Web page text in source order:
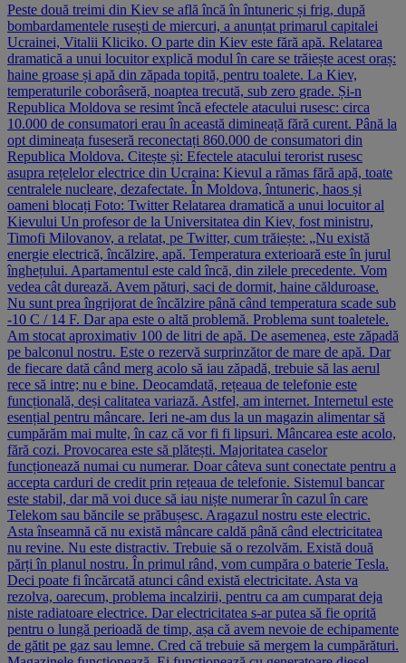
Peste două treimi din Kiev se află încă în întuneric și frig, după
bombardamentele rusești de miercuri, a anunțat primarul capitalei
Ucrainei, Vitalii Kliciko. O parte din Kiev este fără apă. Relatarea
dramatică a unui locuitor explică modul în care se trăiește acest oraș:
haine groase și apă din zăpada topită, pentru toalete. La Kiev,
temperaturile coborâseră, noaptea trecută, sub zero grade. Și-n
Republica Moldova se resimt încă efectele atacului rusesc: circa
10.000 de consumatori erau în această dimineață fără curent. Până la
opt dimineața fuseseră reconectați 860.000 de consumatori din
Republica Moldova. Citește și: Efectele atacului terorist rusesc
asupra rețelelor electrice din Ucraina: Kievul a rămas fără apă, toate
centralele nucleare, dezafectate. În Moldova, întuneric, haos și
oameni blocați Foto: Twitter Relatarea dramatică a unui locuitor al
Kievului Un profesor de la Universitatea din Kiev, fost ministru,
Timofi Milovanov, a relatat, pe Twitter, cum trăiește: „Nu există
energie electrică, încălzire, apă. Temperatura exterioară este în jurul
înghețului. Apartamentul este cald încă, din zilele precedente. Vom
vedea cât durează. Avem pături, saci de dormit, haine călduroase.
Nu sunt prea îngrijorat de încălzire până când temperatura scade sub
-10 C / 14 F. Dar apa este o altă problemă. Problema sunt toaletele.
Am stocat aproximativ 100 de litri de apă. De asemenea, este zăpadă
pe balconul nostru. Este o rezervă surprinzător de mare de apă. Dar
de fiecare dată când merg acolo să iau zăpadă, trebuie să las aerul
rece să intre; nu e bine. Deocamdată, rețeaua de telefonie este
funcțională, deși calitatea variază. Astfel, am internet. Internetul este
esențial pentru mâncare. Ieri ne-am dus la un magazin alimentar să
cumpărăm mai multe, în caz că vor fi fi lipsuri. Mâncarea este acolo,
fără cozi. Provocarea este să plătești. Majoritatea caselor
funcționează numai cu numerar. Doar câteva sunt conectate pentru a
accepta carduri de credit prin rețeaua de telefonie. Sistemul bancar
este stabil, dar mă voi duce să iau niște numerar în cazul în care
Telekom sau băncile se prăbușesc. Aragazul nostru este electric.
Asta înseamnă că nu există mâncare caldă până când electricitatea
nu revine. Nu este distractiv. Trebuie să o rezolvăm. Există două
părți în planul nostru. În primul rând, vom cumpăra o baterie Tesla.
Deci poate fi încărcată atunci când există electricitate. Asta va
rezolva, oarecum, problema incalzirii, pentru ca am cumparat deja
niste radiatoare electrice. Dar electricitatea s-ar putea să fie oprită
pentru o lungă perioadă de timp, așa că avem nevoie de echipamente
de gătit pe gaz sau lemne. Cred că trebuie să mergem la cumpărături.